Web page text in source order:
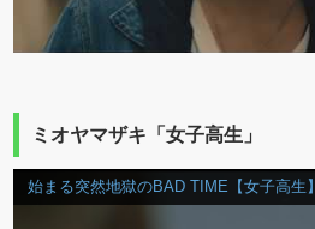
ミオヤマザキ「女子高生」
始まる突然地獄のBAD TIME【女子高生】